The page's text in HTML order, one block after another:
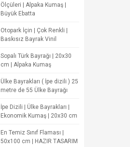
Ölçüleri | Alpaka Kumaş |
Büyük Ebatta
Otopark İçin | Çok Renkli |
Baskısız Bayrak Vinil
Sopalı Türk Bayrağı | 20x30
cm | Alpaka Kumaş
Ülke Bayrakları ( İpe dizili ) 25
metre de 55 Ülke Bayrağı
İpe Dizili | Ülke Bayrakları |
Ekonomik Kumaş | 20x30 cm
En Temiz Sınıf Flaması |
50x100 cm | HAZIR TASARIM